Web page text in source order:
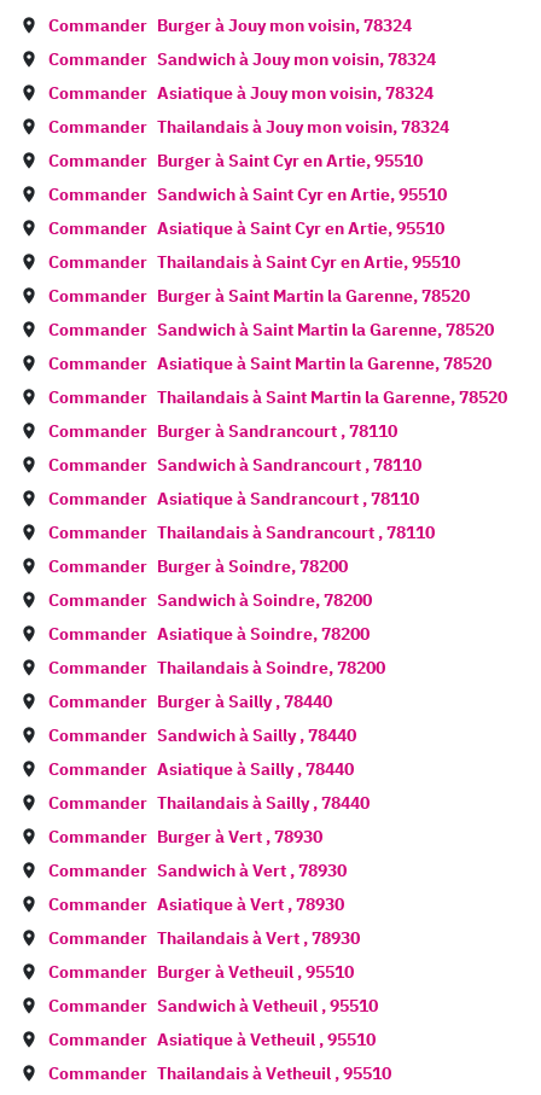
Commander Burger àJouy mon voisin,78324
Commander Sandwich àJouy mon voisin,78324
Commander Asiatique àJouy mon voisin,78324
Commander Thailandais àJouy mon voisin,78324
Commander Burger àSaint Cyr en Artie,95510
Commander Sandwich àSaint Cyr en Artie,95510
Commander Asiatique àSaint Cyr en Artie,95510
Commander Thailandais àSaint Cyr en Artie,95510
Commander Burger àSaint Martin la Garenne,78520
Commander Sandwich àSaint Martin la Garenne,78520
Commander Asiatique àSaint Martin la Garenne,78520
Commander Thailandais àSaint Martin la Garenne,78520
Commander Burger àSandrancourt ,78110
Commander Sandwich àSandrancourt ,78110
Commander Asiatique àSandrancourt ,78110
Commander Thailandais àSandrancourt ,78110
Commander Burger àSoindre,78200
Commander Sandwich àSoindre,78200
Commander Asiatique àSoindre,78200
Commander Thailandais àSoindre,78200
Commander Burger àSailly,78440
Commander Sandwich àSailly,78440
Commander Asiatique àSailly,78440
Commander Thailandais àSailly,78440
Commander Burger àVert ,78930
Commander Sandwich àVert ,78930
Commander Asiatique àVert ,78930
Commander Thailandais àVert ,78930
Commander Burger àVetheuil ,95510
Commander Sandwich àVetheuil ,95510
Commander Asiatique àVetheuil ,95510
Commander Thailandais àVetheuil ,95510